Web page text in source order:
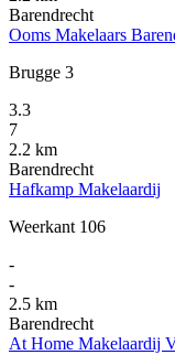
Barendrecht
Ooms Makelaars
Brugge 3
3.3
7
2.2 km
Barendrecht
Hafkamp Makelaardij
Weerkant 106
-
-
2.5 km
Barendrecht
At Home Makelaardij